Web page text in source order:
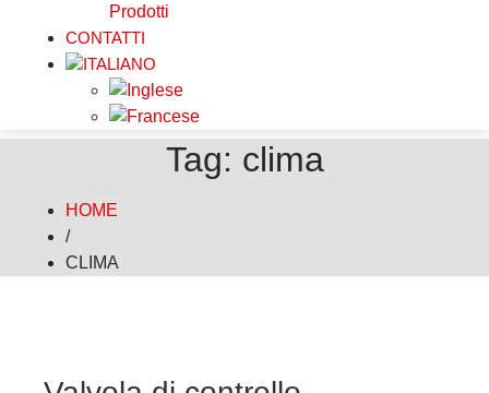
Prodotti
CONTATTI
Tag: clima
HOME
/
CLIMA